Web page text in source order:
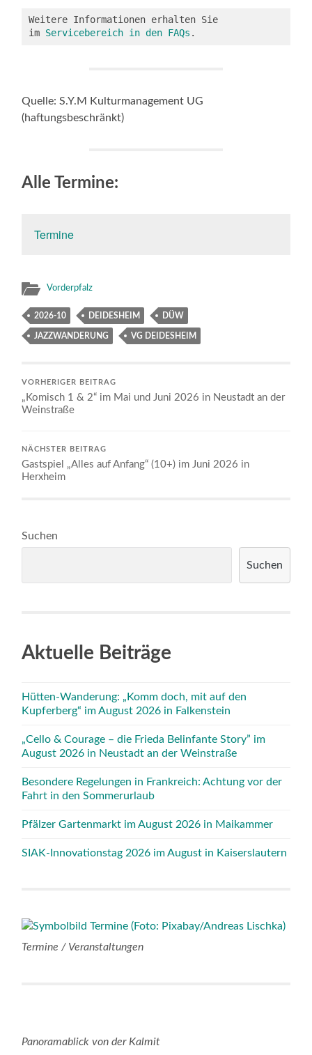
Weitere Informationen erhalten Sie
im Servicebereich in den FAQs .
Quelle: S.Y.M Kulturmanagement UG
(haftungsbeschränkt)
Alle Termine:
Termine
Vorderpfalz
2026-10 DEIDESHEIM DÜW
JAZZWANDERUNG VG DEIDESHEIM
VORHERIGER BEITRAG
„Komisch 1 & 2“ im Mai und Juni 2026 in Neustadt an der
Weinstraße
NÄCHSTER BEITRAG
Gastspiel „Alles auf Anfang“ (10+) im Juni 2026 in
Herxheim
Suchen
Suchen
Aktuelle Beiträge
Hütten-Wanderung: „Komm doch, mit auf den
Kupferberg“ im August 2026 in Falkenstein
„Cello & Courage – die Frieda Belinfante Story” im
August 2026 in Neustadt an der Weinstraße
Besondere Regelungen in Frankreich: Achtung vor der
Fahrt in den Sommerurlaub
Pfälzer Gartenmarkt im August 2026 in Maikammer
SIAK-Innovationstag 2026 im August in Kaiserslautern
Termine / Veranstaltungen
Panoramablick von der Kalmit